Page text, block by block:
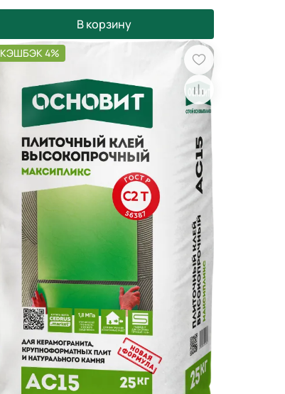
В корзину
КЭШБЭК 4%